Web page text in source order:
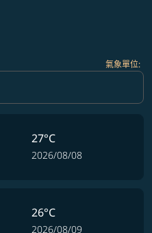
氣象單位:
27°C
2026/08/08
26°C
2026/08/09